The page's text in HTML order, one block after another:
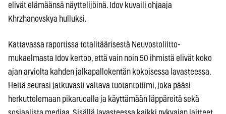
elivät elämäänsä näyttelijöinä. Idov kuvaili ohjaaja
Khrzhanovskya hulluksi.
Kattavassa raportissa totalitäärisestä Neuvostoliitto-
mukaelmasta Idov kertoo, että vain noin 50 ihmistä elivät koko
ajan arviolta kahden jalkapallokentän kokoisessa lavasteessa.
Heitä seurasi jatkuvasti valtava tuotantotiimi, joka pääsi
herkuttelemaan pikaruoalla ja käyttämään läppäreitä sekä